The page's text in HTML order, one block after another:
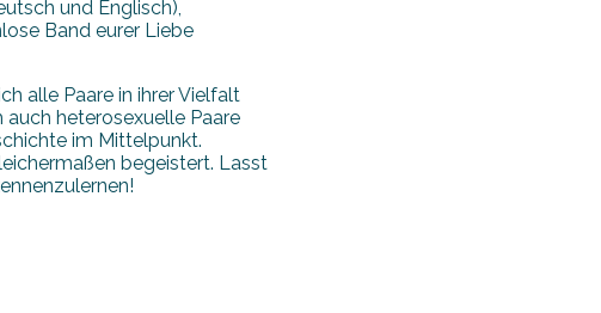
und Englisch),
Band eurer Liebe
alle Paare in ihrer Vielfalt
heterosexuelle Paare
im Mittelpunkt.
begeistert. Lasst